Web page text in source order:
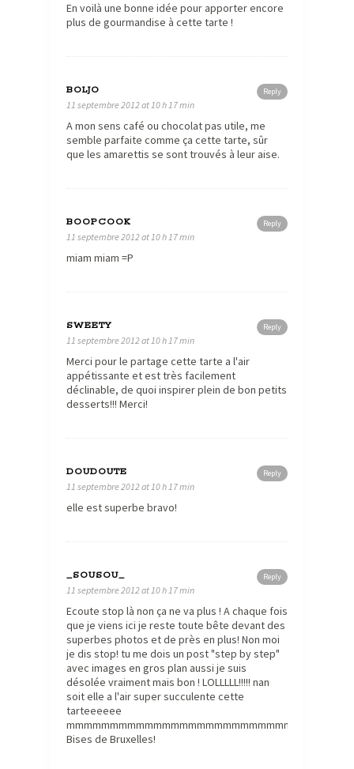
En voilà une bonne idée pour apporter encore
plus de gourmandise à cette tarte !
Reply
BOLJO
11 septembre 2012 at 10 h 17 min
A mon sens café ou chocolat pas utile, me
semble parfaite comme ça cette tarte, sûr
que les amarettis se sont trouvés à leur aise.
Reply
BOOPCOOK
11 septembre 2012 at 10 h 17 min
miam miam =P
Reply
SWEETY
11 septembre 2012 at 10 h 17 min
Merci pour le partage cette tarte a l'air
appétissante et est très facilement
déclinable, de quoi inspirer plein de bon petits
desserts!!! Merci!
Reply
DOUDOUTE
11 septembre 2012 at 10 h 17 min
elle est superbe bravo!
Reply
_SOUSOU_
11 septembre 2012 at 10 h 17 min
Ecoute stop là non ça ne va plus ! A chaque fois
que je viens ici je reste toute bête devant des
superbes photos et de près en plus! Non moi
je dis stop! tu me dois un post "step by step"
avec images en gros plan aussi je suis
désolée vraiment mais bon ! LOLLLLL!!!!! nan
soit elle a l'air super succulente cette
tarteeeeee
Bises de Bruxelles!